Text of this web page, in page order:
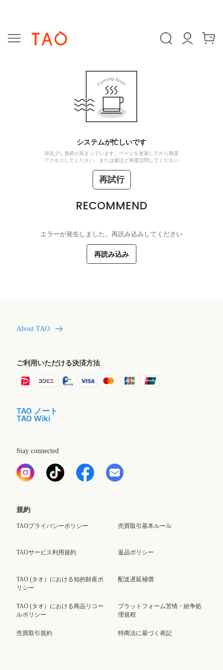
システムが忙しいです
現在少し負荷が高まっています。ページを更新してから再度
アクセスしてください、または後ほど再度訪問してください
再試行
RECOMMEND
エラーが発生しました。再読み込みしてください
再読み込み
About TAO
ご利用いただける決済方法
TAO ノート
TAO Wiki
Stay connected
規約
TAOプライバシーポリシー
TAOサービス利用規約
TAO (タオ）における知的財産ポ
リシー
TAO (タオ）における商品リコー
ルポリシー
売買取引規約
売買取引基本ルール
返品ポリシー
配送遅延補償
プラットフォーム苦情・紛争処
理規程
特商法に基づく表記